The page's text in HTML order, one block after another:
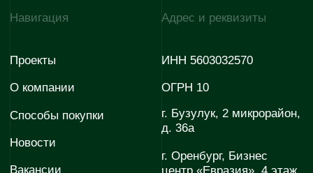
Политика конфиденциальности
Согласие на обработку
Согласие на получение
© 2026 Эволюция
+7 (922) 808 44-38
evodom5@evoinfo.ru